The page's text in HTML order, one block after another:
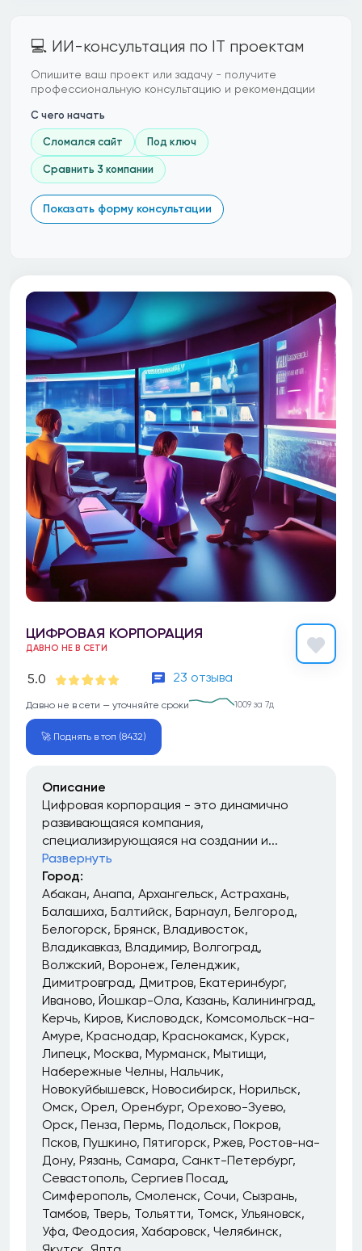
💻 ИИ-консультация по IT проектам
Опишите ваш проект или задачу - получите
профессиональную консультацию и рекомендации
С чего начать
Сломался сайт Под ключ
Сравнить 3 компании
Показать форму консультации
ЦИФРОВАЯ КОРПОРАЦИЯ
ДАВНО НЕ В СЕТИ
5.0 23 отзыва
Давно не в сети — уточняйте сроки 1009 за 7д
🚀 Поднять в топ (8432)
Описание
Цифровая корпорация - это динамично
развивающаяся компания,
специализирующаяся на создании и...
Развернуть
Город:
Абакан Анапа Архангельск Астрахань
Балашиха Балтийск Барнаул Белгород
Белогорск Брянск Владивосток
Владикавказ Владимир Волгоград
Волжский Воронеж Геленджик
Димитровград Дмитров Екатеринбург
Иваново Йошкар-Ола Казань Калининград
Керчь Киров Кисловодск Комсомольск-на-
Амуре Краснодар Краснокамск Курск
Липецк Москва Мурманск Мытищи
Набережные Челны Нальчик
Новокуйбышевск Новосибирск Норильск
Омск Орел Оренбург Орехово-Зуево
Орск Пенза Пермь Подольск Покров
Псков Пушкино Пятигорск Ржев Ростов-на-
Дону Рязань Самара Санкт-Петербург
Севастополь Сергиев Посад
Симферополь Смоленск Сочи Сызрань
Тамбов Тверь Тольятти Томск Ульяновск
Уфа Феодосия Хабаровск Челябинск